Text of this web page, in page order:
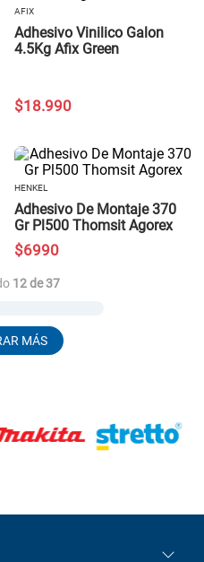
AFIX
Adhesivo Vinilico Galon
4.5Kg Afix Green
$18.990
HENKEL
Adhesivo De Montaje 370
Gr Pl500 Thomsit Agorex
$6990
12 de 37
MÁS